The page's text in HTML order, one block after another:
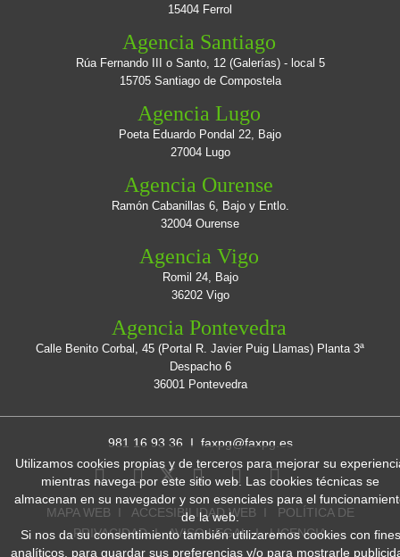
15404 Ferrol
Agencia Santiago
Rúa Fernando III o Santo, 12 (Galerías) - local 5
15705 Santiago de Compostela
Agencia Lugo
Poeta Eduardo Pondal 22, Bajo
27004 Lugo
Agencia Ourense
Ramón Cabanillas 6, Bajo y Entlo.
32004 Ourense
Agencia Vigo
Romil 24, Bajo
36202 Vigo
Agencia Pontevedra
Calle Benito Corbal, 45 (Portal R. Javier Puig Llamas) Planta 3ª
Despacho 6
36001 Pontevedra
981 16 93 36 I faxpg@faxpg.es
MAPA WEB I ACCESIBILIDAD WEB I POLÍTICA DE
PRIVACIDADIAVISO LEGALILICENCIA
Utilizamos cookies propias y de terceros para mejorar su
mientras navega por este sitio web. Las cookies técnicas se
almacenan en su navegador y son esenciales para el
de la web.
Si nos da su consentimiento también utilizaremos cookies con fines
analíticos, para guardar sus preferencias y/o para mostrarle